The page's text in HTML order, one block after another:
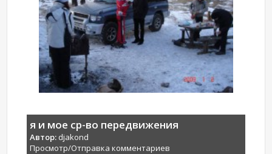
я и мое ср-во передвижения
Автор: djakond
Просмотр/Отправка комментариев